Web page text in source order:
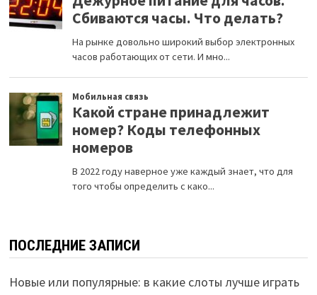
ПОСЛЕДНИЕ ЗАПИСИ
Новые или популярные: в какие слоты лучше играть